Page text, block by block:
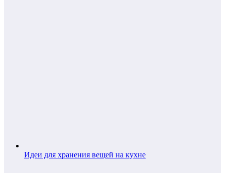
Идеи для хранения вещей на кухне